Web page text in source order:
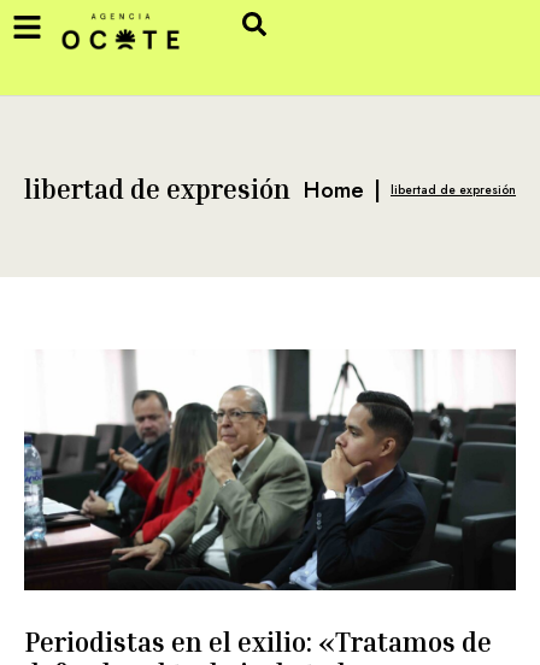
libertad de expresión Home | libertad de expresión
Periodistas en el exilio: «Tratamos de